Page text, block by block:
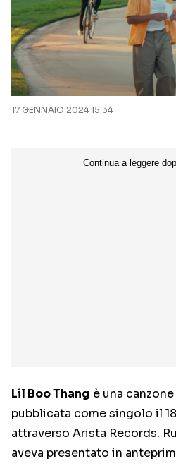
17 GENNAIO 2024 15:34
Lil Boo Thang è una
pubblicata come singolo il
attraverso Arista Records.
aveva presentato in